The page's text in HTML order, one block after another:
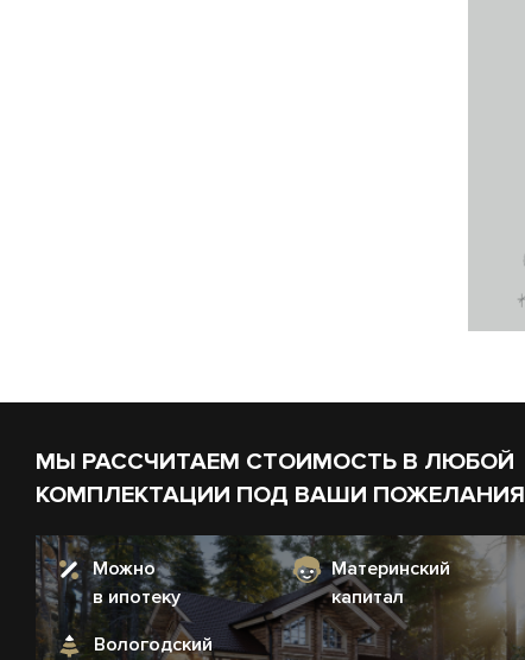
МЫ РАССЧИТАЕМ СТОИМОСТЬ В ЛЮБОЙ
КОМПЛЕКТАЦИИ ПОД ВАШИ ПОЖЕЛАНИЯ
Можно
в ипотеку
Материнский
капитал
Вологодский